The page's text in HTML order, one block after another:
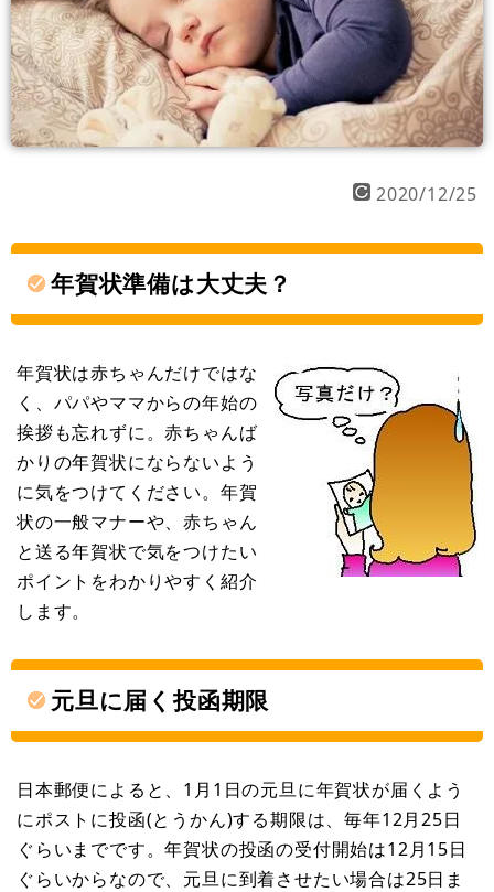
2020/12/25
年賀状準備は大丈夫？
年賀状は赤ちゃんだけではな
く、パパやママからの年始の
挨拶も忘れずに。赤ちゃんば
かりの年賀状にならないよう
に気をつけてください。年賀
状の一般マナーや、赤ちゃん
と送る年賀状で気をつけたい
ポイントをわかりやすく紹介
します。
元旦に届く投函期限
日本郵便によると、1月1日の元旦に年賀状が届くよう
にポストに投函(とうかん)する期限は、毎年12月25日
ぐらいまでです。年賀状の投函の受付開始は12月15日
ぐらいからなので、元旦に到着させたい場合は25日ま